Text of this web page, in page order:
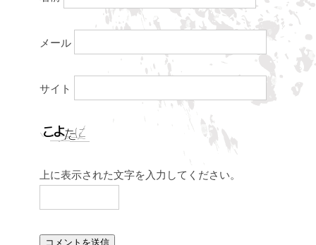
メール
サイト
上に表示された文字を入力してください。